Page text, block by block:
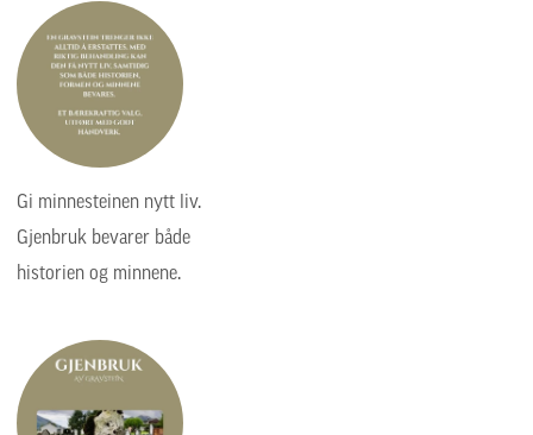
Gi minnesteinen nytt liv.
Gjenbruk bevarer både
historien og minnene.